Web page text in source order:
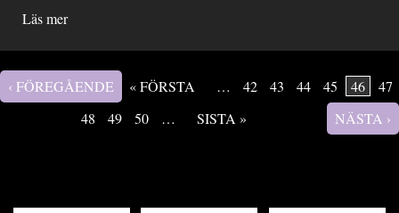
Läs mer
Sidor
« FÖRSTA
‹ FÖREGÅENDE … 42 43 44 45 46
47
48
49 50 … NÄSTA ›
SISTA »